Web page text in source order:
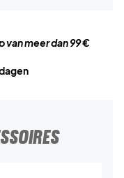
van meer dan 99 €